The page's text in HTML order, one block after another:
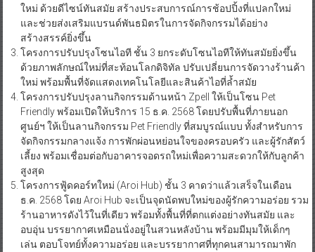
ใหม่ ด้วยดีไซน์ทันสมัย สร้างประสบการณ์การช้อปปิ้งที่แปลกใหม่
และช่วยส่งเสริมแบรนด์พันธมิตรในการจัดกิจกรรมได้อย่าง
สร้างสรรค์ยิ่งขึ้น
โครงการปรับปรุงโซนไอที ชั้น 3 ยกระดับโซนไอทีให้ทันสมัยยิ่งขึ้น
ด้วยภาพลักษณ์ใหม่ที่สะท้อนโลกดิจิทัล ปรับเปลี่ยนการจัดวางร้านค้า
ใหม่ พร้อมพื้นที่จัดแสดงเทคโนโลยีและสินค้าไอที่ล้ำสมัย
โครงการปรับปรุงลานกิจกรรมด้านหน้า Zpell ให้เป็นโซน Pet
Friendly พร้อมเปิดให้บริการ 15 ธ.ค. 2568 โดยปรับพื้นที่ภายนอก
ศูนย์ฯ ให้เป็นลานกิจกรรม Pet Friendly ที่สมบูรณ์แบบ ทั้งสำหรับการ
จัดกิจกรรมกลางแจ้ง การพักผ่อนหย่อนใจของครอบครัว และผู้รักสัตว์
เลี้ยง พร้อมเชื่อมต่อกับอาคารจอดรถใหม่เพื่อความสะดวกให้กับลูกค้า
สูงสุด
โครงการฟู้ดคอร์ทใหม่ (Aroi Hub) ชั้น 3 คาดว่าแล้วเสร็จในเดือน
ธ.ค. 2568 โดย Aroi Hub จะเป็นจุดนัดพบใหม่ของผู้รักความอร่อย รวม
ร้านอาหารดังไว้ในที่เดียว พร้อมทั้งพื้นที่ที่ตกแต่งอย่างทันสมัย และ
อบอุ่น บรรยากาศเหมือนนั่งอยู่ในสวนหลังบ้าน พร้อมมีมุมให้เด็กๆ
เล่น ตอบโจทย์ทั้งความอร่อย และบรรยากาศที่ทุกคนสามารถมาพัก